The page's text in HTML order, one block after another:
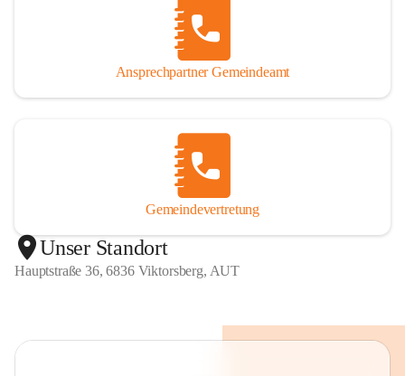
Ansprechpartner Gemeindeamt
Gemeindevertretung
Unser Standort
Hauptstraße 36, 6836 Viktorsberg, AUT